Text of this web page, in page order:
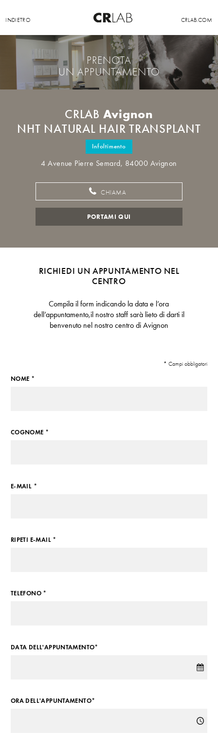
INDIETRO CRLAB.COM
PRENOTA
UN APPUNTAMENTO
CRLAB Avignon
NHT NATURAL HAIR TRANSPLANT
Infoltimento
4 Avenue Pierre Semard, 84000 Avignon
CHIAMA
PORTAMI QUI
RICHIEDI UN APPUNTAMENTO NEL
CENTRO
Compila il form indicando la data e l’ora
dell’appuntamento,il nostro staff sarà lieto di darti il
benvenuto nel nostro centro di Avignon
* Campi obbligatori
NOME *
COGNOME *
E-MAIL *
RIPETI E-MAIL *
TELEFONO *
DATA DELL'APPUNTAMENTO*
ORA DELL'APPUNTAMENTO*